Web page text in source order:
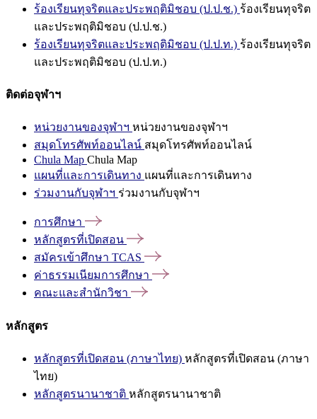
ร้องเรียนทุจริตและประพฤติมิชอบ (ป.ป.ช.) ร้องเรียนทุจริต
และประพฤติมิชอบ (ป.ป.ช.)
ร้องเรียนทุจริตและประพฤติมิชอบ (ป.ป.ท.) ร้องเรียนทุจริต
และประพฤติมิชอบ (ป.ป.ท.)
ติดต่อจุฬาฯ
หน่วยงานของจุฬาฯ หน่วยงานของจุฬาฯ
สมุดโทรศัพท์ออนไลน์ สมุดโทรศัพท์ออนไลน์
Chula Map Chula Map
แผนที่และการเดินทาง แผนที่และการเดินทาง
ร่วมงานกับจุฬาฯ ร่วมงานกับจุฬาฯ
การศึกษา
หลักสูตรที่เปิดสอน
สมัครเข้าศึกษา TCAS
ค่าธรรมเนียมการศึกษา
คณะและสำนักวิชา
หลักสูตร
หลักสูตรที่เปิดสอน (ภาษาไทย) หลักสูตรที่เปิดสอน (ภาษา
ไทย)
หลักสูตรนานาชาติ หลักสูตรนานาชาติ